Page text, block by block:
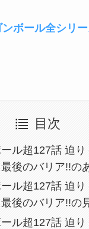
ボール全シリー
目次
ール超127話 迫
後のバリア!!の
ール超127話 迫
後のバリア!!の
ール超127話 迫